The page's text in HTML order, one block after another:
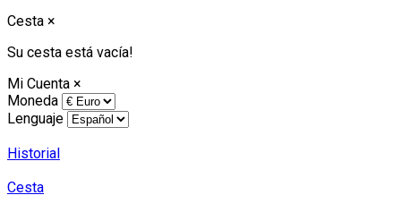
Cesta ×
Su cesta está vacía!
Mi Cuenta ×
Moneda
Lenguaje
Historial
Cesta